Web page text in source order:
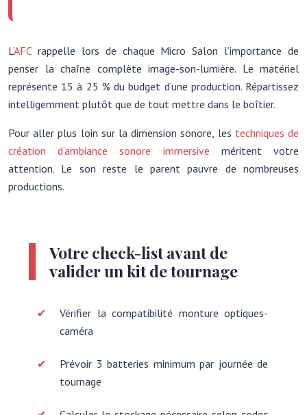
L’AFC rappelle lors de chaque Micro Salon l’importance de
penser la chaîne complète image-son-lumière. Le matériel
représente 15 à 25 % du budget d’une production. Répartissez
intelligemment plutôt que de tout mettre dans le boîtier.
Pour aller plus loin sur la dimension sonore, les techniques de
création d’ambiance sonore immersive méritent votre
attention. Le son reste le parent pauvre de nombreuses
productions.
Votre check-list avant de
valider un kit de tournage
Vérifier la compatibilité monture optiques-
caméra
Prévoir 3 batteries minimum par journée de
tournage